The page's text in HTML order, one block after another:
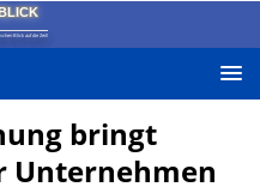
Blick auf die Zeit!
bringt
Unternehmen